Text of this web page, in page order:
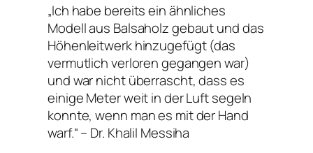
„Ich habe bereits ein ähnliches
Modell aus Balsaholz gebaut und das
Höhenleitwerk hinzugefügt (das
vermutlich verloren gegangen war)
und war nicht überrascht, dass es
einige Meter weit in der Luft segeln
konnte, wenn man es mit der Hand
warf.“ – Dr. Khalil Messiha